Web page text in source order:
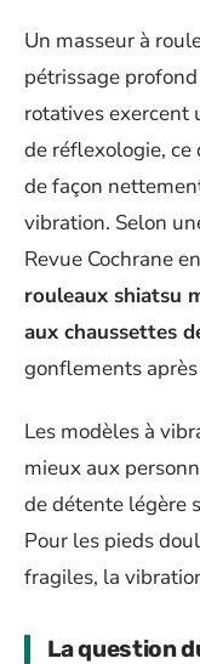
Un masseur à
pétrissage
rotatives exercent
de réflexologie,
de façon
vibration. Selon
Revue Cochrane
rouleaux shiatsu
aux chaussettes
gonflements
Les modèles à
mieux aux
de détente légère
Pour les pieds
fragiles, la
La question